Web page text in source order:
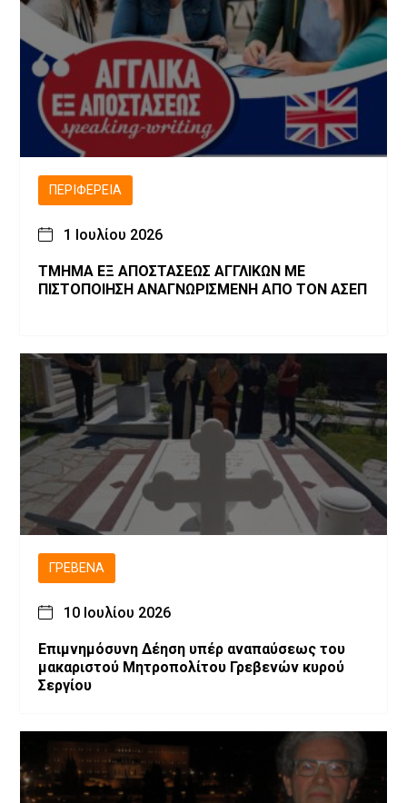
ΠΕΡΙΦΈΡΕΙΑ
1 Ιουλίου 2026
ΤΜΗΜΑ ΕΞ ΑΠΟΣΤΑΣΕΩΣ ΑΓΓΛΙΚΩΝ ΜΕ
ΠΙΣΤΟΠΟΙΗΣΗ ΑΝΑΓΝΩΡΙΣΜΕΝΗ ΑΠΟ ΤΟΝ ΑΣΕΠ
ΓΡΕΒΕΝΆ
10 Ιουλίου 2026
Επιμνημόσυνη Δέηση υπέρ αναπαύσεως του
μακαριστού Μητροπολίτου Γρεβενών κυρού
Σεργίου